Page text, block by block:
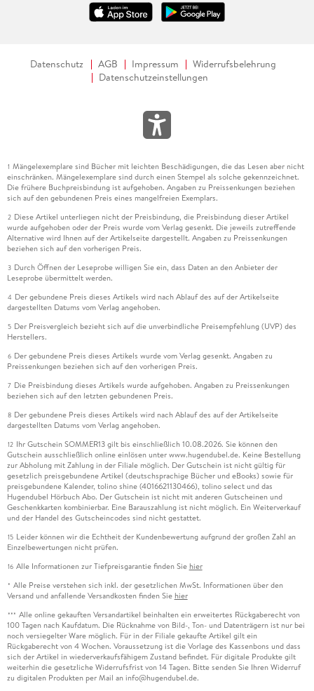
Datenschutz AGB Impressum
Widerrufsbelehrung
Datenschutzeinstellungen
1 Mängelexemplare sind Bücher mit leichten Beschädigungen, die das Lesen aber nicht
einschränken. Mängelexemplare sind durch einen Stempel als solche gekennzeichnet.
Die frühere Buchpreisbindung ist aufgehoben. Angaben zu Preissenkungen beziehen
sich auf den gebundenen Preis eines mangelfreien Exemplars.
2 Diese Artikel unterliegen nicht der Preisbindung, die Preisbindung dieser Artikel
wurde aufgehoben oder der Preis wurde vom Verlag gesenkt. Die jeweils zutreffende
Alternative wird Ihnen auf der Artikelseite dargestellt. Angaben zu Preissenkungen
beziehen sich auf den vorherigen Preis.
3 Durch Öffnen der Leseprobe willigen Sie ein, dass Daten an den Anbieter der
Leseprobe übermittelt werden.
4 Der gebundene Preis dieses Artikels wird nach Ablauf des auf der Artikelseite
dargestellten Datums vom Verlag angehoben.
5 Der Preisvergleich bezieht sich auf die unverbindliche Preisempfehlung (UVP) des
Herstellers.
6 Der gebundene Preis dieses Artikels wurde vom Verlag gesenkt. Angaben zu
Preissenkungen beziehen sich auf den vorherigen Preis.
7 Die Preisbindung dieses Artikels wurde aufgehoben. Angaben zu Preissenkungen
beziehen sich auf den letzten gebundenen Preis.
8 Der gebundene Preis dieses Artikels wird nach Ablauf des auf der Artikelseite
dargestellten Datums vom Verlag angehoben.
12 Ihr Gutschein SOMMER13 gilt bis einschließlich 10.08.2026. Sie können den
Gutschein ausschließlich online einlösen unter www.hugendubel.de. Keine Bestellung
zur Abholung mit Zahlung in der Filiale möglich. Der Gutschein ist nicht gültig für
gesetzlich preisgebundene Artikel (deutschsprachige Bücher und eBooks) sowie für
preisgebundene Kalender, tolino shine (4016621130466), tolino select und das
Hugendubel Hörbuch Abo. Der Gutschein ist nicht mit anderen Gutscheinen und
Geschenkkarten kombinierbar. Eine Barauszahlung ist nicht möglich. Ein Weiterverkauf
und der Handel des Gutscheincodes sind nicht gestattet.
15 Leider können wir die Echtheit der Kundenbewertung aufgrund der großen Zahl an
Einzelbewertungen nicht prüfen.
16 Alle Informationen zur Tiefpreisgarantie finden Sie hier
* Alle Preise verstehen sich inkl. der gesetzlichen MwSt. Informationen über den
Versand und anfallende Versandkosten finden Sie hier
*** Alle online gekauften Versandartikel beinhalten ein erweitertes Rückgaberecht von
100 Tagen nach Kaufdatum. Die Rücknahme von Bild-, Ton- und Datenträgern ist nur bei
noch versiegelter Ware möglich. Für in der Filiale gekaufte Artikel gilt ein
Rückgaberecht von 4 Wochen. Voraussetzung ist die Vorlage des Kassenbons und dass
sich der Artikel in wiederverkaufsfähigem Zustand befindet. Für digitale Produkte gilt
weiterhin die gesetzliche Widerrufsfrist von 14 Tagen. Bitte senden Sie Ihren Widerruf
zu digitalen Produkten per Mail an info@hugendubel.de.